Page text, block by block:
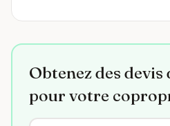
Obtenez des devis
pour votre